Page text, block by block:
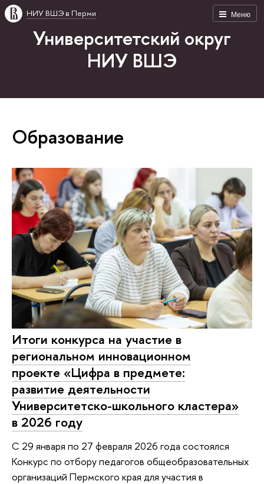
Меню
НИУ ВШЭ в Перми
Университетский округ
НИУ ВШЭ
Образование
Итоги конкурса на участие в
региональном инновационном
проекте «Цифра в предмете:
развитие деятельности
Университетско-школьного кластера»
в 2026 году
С 29 января по 27 февраля 2026 года состоялся
Конкурс по отбору педагогов общеобразовательных
организаций Пермского края для участия в